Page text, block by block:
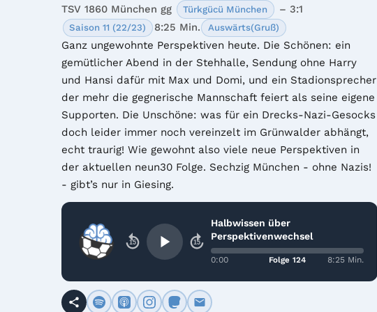
TSV 1860 München gg Türkgücü München – 3:1
Saison 11 (22/23) 8:25 Min. Auswärts(Gruß)
Ganz ungewohnte Perspektiven heute. Die Schönen: ein
gemütlicher Abend in der Stehhalle, Sendung ohne Harry
und Hansi dafür mit Max und Domi, und ein Stadionsprecher
der mehr die gegnerische Mannschaft feiert als seine eigene
Supporten. Die Unschöne: was für ein Drecks-Nazi-Gesocks
doch leider immer noch vereinzelt im Grünwalder abhängt,
echt traurig! Wie gewohnt also viele neue Perspektiven in
der aktuellen neun30 Folge. Sechzig München - ohne Nazis!
- gibt’s nur in Giesing.
15 15
Halbwissen über
Perspektivenwechsel
0:00 Folge 124 8:25 Min.